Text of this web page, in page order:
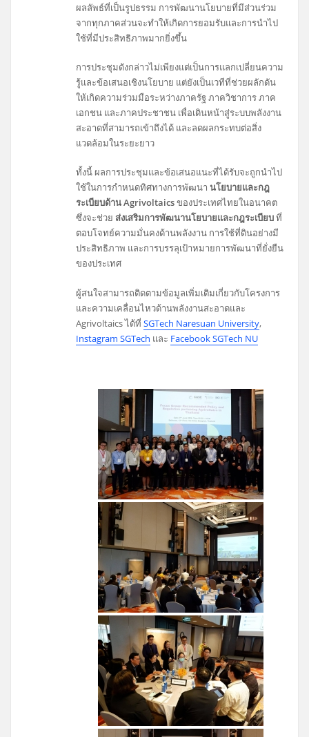
ผลลัพธ์ที่เป็นรูปธรรม การพัฒนานโยบายที่มีส่วนร่วม
จากทุกภาคส่วนจะทำให้เกิดการยอมรับและการนำไป
ใช้ที่มีประสิทธิภาพมากยิ่งขึ้น
การประชุมดังกล่าวไม่เพียงแต่เป็นการแลกเปลี่ยนความ
รู้และข้อเสนอเชิงนโยบาย แต่ยังเป็นเวทีที่ช่วยผลักดัน
ให้เกิดความร่วมมือระหว่างภาครัฐ ภาควิชาการ ภาค
เอกชน และภาคประชาชน เพื่อเดินหน้าสู่ระบบพลังงาน
สะอาดที่สามารถเข้าถึงได้ และลดผลกระทบต่อสิ่ง
แวดล้อมในระยะยาว
ทั้งนี้ ผลการประชุมและข้อเสนอแนะที่ได้รับจะถูกนำไป
ใช้ในการกำหนดทิศทางการพัฒนานโยบายและกฎ
ระเบียบด้าน Agrivoltaicsของประเทศไทยในอนาคต
ซึ่งจะช่วย ส่งเสริมการพัฒนานโยบายและกฎระเบียบที่
ตอบโจทย์ความมั่นคงด้านพลังงาน การใช้ที่ดินอย่างมี
ประสิทธิภาพ และการบรรลุเป้าหมายการพัฒนาที่ยั่งยืน
ของประเทศ
ผู้สนใจสามารถติดตามข้อมูลเพิ่มเติมเกี่ยวกับโครงการ
และความเคลื่อนไหวด้านพลังงานสะอาดและ
Agrivoltaics ได้ที่SGTech Naresuan University,
Instagram SGTech และ Facebook SGTech NU